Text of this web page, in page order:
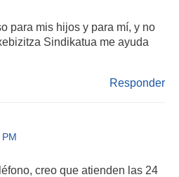
para mis hijos y para mí, y no
Sindikatua me ayuda
Responder
creo que atienden las 24